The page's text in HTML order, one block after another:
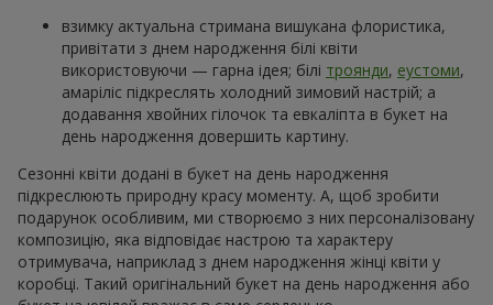
взимку актуальна стримана вишукана флористика,
привітати з днем народження білі квіти
використовуючи — гарна ідея; білі троянди, еустоми,
амаріліс підкреслять холодний зимовий настрій; а
додавання хвойних гілочок та евкаліпта в букет на
день народження довершить картину.
Сезонні квіти додані в букет на день народження
підкреслюють природну красу моменту. А, щоб зробити
подарунок особливим, ми створюємо з них персоналізовану
композицію, яка відповідає настрою та характеру
отримувача, наприклад з днем народження жінці квіти у
коробці. Такий оригінальний букет на день народження або